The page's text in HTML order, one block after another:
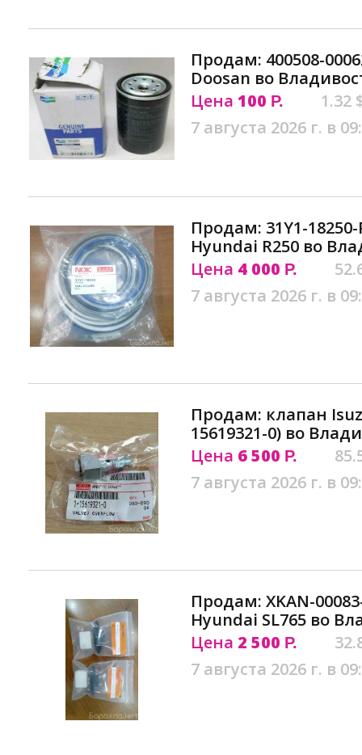
Продам: 400508-
Doosan во
Цена 100 Р.
1.32
7 августа 2026 г. в
Продам: 31Y1-
Hyundai R250 во
Цена 4 000 Р.
7 августа 2026 г. в
Продам: клапан
15619321-0) во
Цена 6 500 Р.
7 августа 2026 г. в
Продам: XKAN-
Hyundai SL765 во
Цена 2 500 Р.
7 августа 2026 г. в